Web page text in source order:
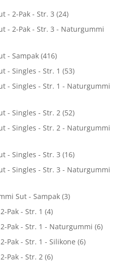
- 2-Pak - Str. 3 (24)
- 2-Pak - Str. 3 - Naturgummi
- Sampak (416)
- Singles - Str. 1 (53)
- Singles - Str. 1 - Naturgummi
- Singles - Str. 2 (52)
- Singles - Str. 2 - Naturgummi
- Singles - Str. 3 (16)
- Singles - Str. 3 - Naturgummi
Sut - Sampak (3)
Pak - Str. 1 (4)
Pak - Str. 1 - Naturgummi (6)
Pak - Str. 1 - Silikone (6)
Pak - Str. 2 (6)